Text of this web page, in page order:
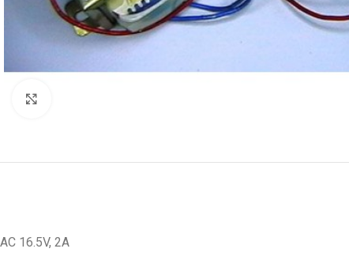
AC 16.5V, 2A